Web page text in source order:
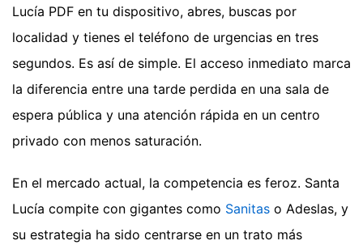
Lucía PDF en tu dispositivo, abres, buscas por
localidad y tienes el teléfono de urgencias en tres
segundos. Es así de simple. El acceso inmediato marca
la diferencia entre una tarde perdida en una sala de
espera pública y una atención rápida en un centro
privado con menos saturación.
En el mercado actual, la competencia es feroz. Santa
Lucía compite con gigantes como Sanitas o Adeslas, y
su estrategia ha sido centrarse en un trato más